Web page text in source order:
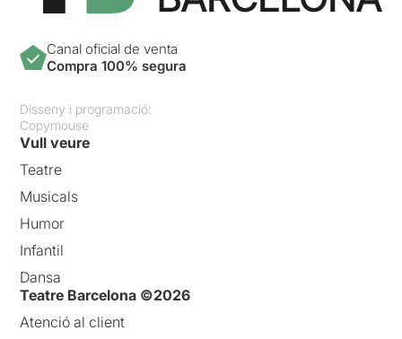
Canal oficial de venta
Compra 100% segura
Disseny i programació:
Copymouse
Vull veure
Teatre
Musicals
Humor
Infantil
Dansa
Teatre Barcelona ©2026
Atenció al client